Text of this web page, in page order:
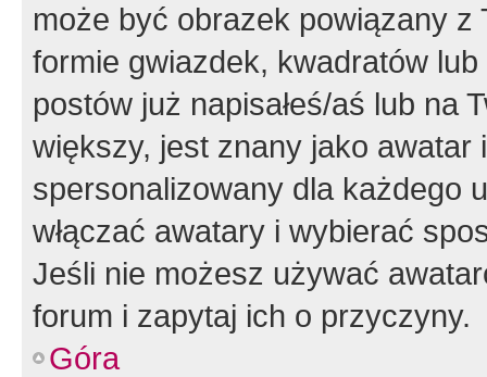
może być obrazek powiązany z
formie gwiazdek, kwadratów
postów już napisałeś/aś lub na
większy, jest znany jako
spersonalizowany dla każdego
włączać awatary i wybierać
Jeśli nie możesz używać
forum i zapytaj ich o przyczyny.
Góra